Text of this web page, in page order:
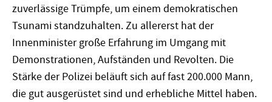
zuverlässige Trümpfe, um einem demokratischen
Tsunami standzuhalten. Zu allererst hat der
Innenminister große Erfahrung im Umgang mit
Demonstrationen, Aufständen und Revolten. Die
Stärke der Polizei beläuft sich auf fast 200.000 Mann,
die gut ausgerüstet sind und erhebliche Mittel haben.